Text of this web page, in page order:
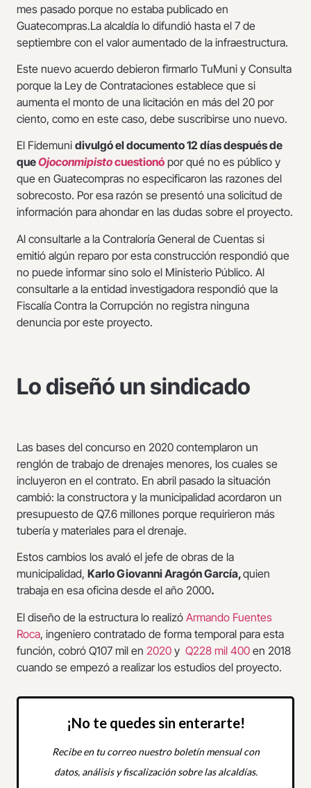
mes pasado porque no estaba publicado en
Guatecompras.La alcaldía lo difundió hasta el 7 de
septiembre con el valor aumentado de la infraestructura.
Este nuevo acuerdo debieron firmarlo TuMuni y Consulta
porque la Ley de Contrataciones establece que si
aumenta el monto de una licitación en más del 20 por
ciento, como en este caso, debe suscribirse uno nuevo.
El Fidemuni divulgó el documento 12 días después de
queOjoconmipistocuestionó por qué no es público y
que en Guatecompras no especificaron las razones del
sobrecosto. Por esa razón se presentó una solicitud de
información para ahondar en las dudas sobre el proyecto.
Al consultarle a la Contraloría General de Cuentas si
emitió algún reparo por esta construcción respondió que
no puede informar sino solo el Ministerio Público. Al
consultarle a la entidad investigadora respondió que la
Fiscalía Contra la Corrupción no registra ninguna
denuncia por este proyecto.
Lo diseñó un sindicado
Las bases del concurso en 2020 contemplaron un
renglón de trabajo de drenajes menores, los cuales se
incluyeron en el contrato. En abril pasado la situación
cambió: la constructora y la municipalidad acordaron un
presupuesto de Q7.6 millones porque requirieron más
tubería y materiales para el drenaje.
Estos cambios los avaló el jefe de obras de la
municipalidad, Karlo Giovanni Aragón García,quien
trabaja en esa oficina desde el año 2000.
El diseño de la estructura lo realizó Armando Fuentes
Roca, ingeniero contratado de forma temporal para esta
función, cobró Q107 mil en 2020 y Q228 mil 400 en 2018
cuando se empezó a realizar los estudios del proyecto.
¡No te quedes sin enterarte!
Recibe en tu correo nuestro boletín mensual con
datos, análisis y fiscalización sobre las alcaldías.